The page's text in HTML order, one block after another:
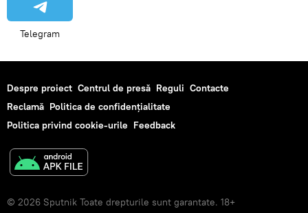
Telegram
Despre proiect Centrul de presă Reguli Contacte
Reclamă Politica de confidențialitate
Politica privind cookie-urile Feedback
© 2026 Sputnik Toate drepturile sunt garantate. 18+